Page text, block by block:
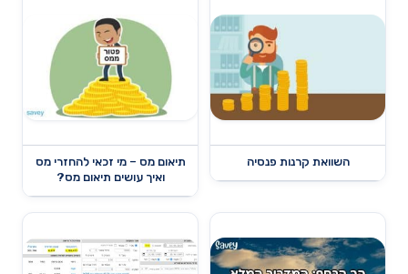
השוואת קרנות פנסיה
תיאום מס – מי זכאי להחזרי מס
ואיך עושים תיאום מס?